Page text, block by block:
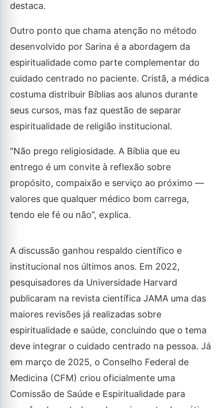
destaca.
Outro ponto que chama atenção no método
desenvolvido por Sarina é a abordagem da
espiritualidade como parte complementar do
cuidado centrado no paciente. Cristã, a médica
costuma distribuir Bíblias aos alunos durante
seus cursos, mas faz questão de separar
espiritualidade de religião institucional.
“Não prego religiosidade. A Bíblia que eu
entrego é um convite à reflexão sobre
propósito, compaixão e serviço ao próximo —
valores que qualquer médico bom carrega,
tendo ele fé ou não”, explica.
A discussão ganhou respaldo científico e
institucional nos últimos anos. Em 2022,
pesquisadores da Universidade Harvard
publicaram na revista científica JAMA uma das
maiores revisões já realizadas sobre
espiritualidade e saúde, concluindo que o tema
deve integrar o cuidado centrado na pessoa. Já
em março de 2025, o Conselho Federal de
Medicina (CFM) criou oficialmente uma
Comissão de Saúde e Espiritualidade para